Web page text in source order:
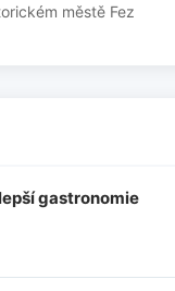
městě Fez
gastronomie